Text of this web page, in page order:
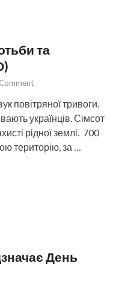
та
повітряної тривоги.
українців. Сімсот
рідної землі. 700
територію, за …
День